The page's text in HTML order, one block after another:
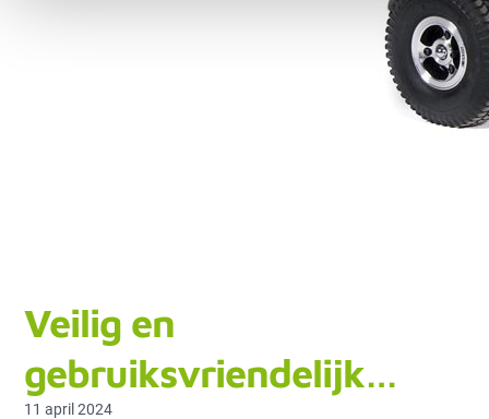
Veilig en
gebruiksvriendelijk…
11 april 2024